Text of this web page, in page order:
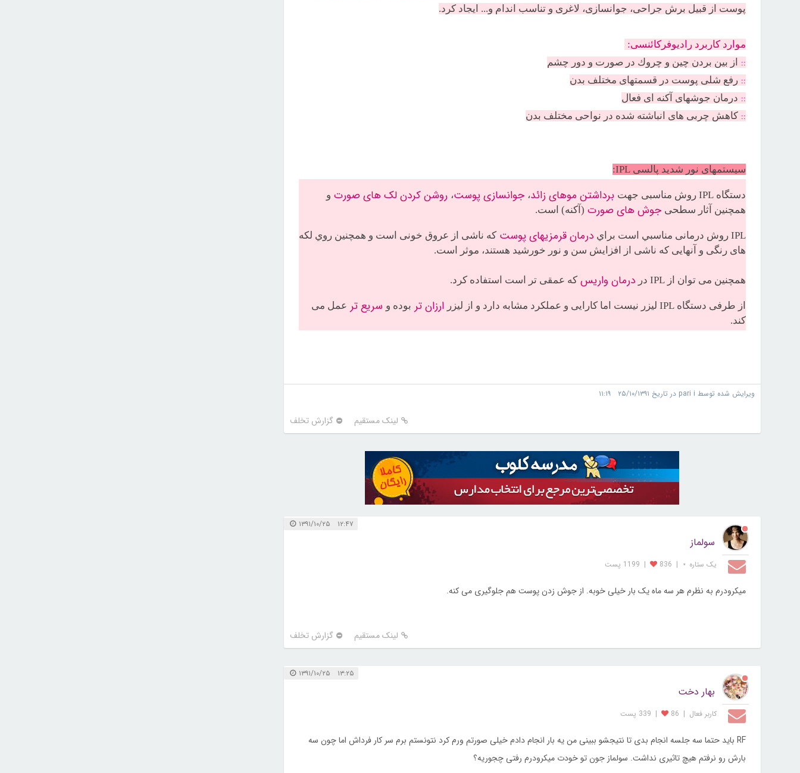
پوست از قبيل برش جراحی، جوانسازی، لاغری و تناسب اندام و... ايجاد كرد.
موارد كاربرد رادیوفرکائنسی:
:: از بين بردن چين و چروك در صورت و دور چشم
:: رفع شلی پوست در قسمتهای مختلف بدن
:: درمان جوشهای آكنه ای فعال
:: كاهش چربی های انباشته شده در نواحی مختلف بدن
سیستمهای نور شدید پالسی IPL:
دستگاه IPL روش مناسبی جهت برداشتن موهای زائد، جوانسازی پوست، روشن كردن لک های صورت و
همچنین آثار سطحی جوش های صورت (آکنه) است.
IPL روش درمانی مناسبي است براي درمان قرمزیهای پوست که ناشی از عروق خونی است و همچنين روي لکه
های رنگی و آنهایی که ناشی از افزایش سن و نور خورشید هستند، موثر است.
همچنین می توان از IPL در درمان واریس که عمقی تر است استفاده كرد.
از طرفی دستگاه IPL لیزر نیست اما کارایی و عملکرد مشابه دارد و از ليزر ارزان تر بوده و سریع تر عمل می
کند.
ویرایش شده توسط pari i در تاریخ ۲۵/۱۰/۱۳۹۱ ۱۱:۱۹
لینک مستقیم گزارش تخلف
۱۲:۴۷ ۱۳۹۱/۱۰/۲۵
سولماز
یک ستاره ⋆ |
836
| 1199 پست
میکرودرم به نظرم هر سه ماه یک بار خیلی خوبه. از جوش زدن پوست هم جلوگیری می کنه.
لینک مستقیم گزارش تخلف
۱۳:۲۵ ۱۳۹۱/۱۰/۲۵
بهار دخت
کاربر فعال |
86
| 339 پست
RF باید حتما سه جلسه انجام بدی تا نتیجشو ببینی من یه بار انجام دادم خیلی صورتم ورم کرد نتونستم برم سر کار فرداش اما چون سه
بارش رو نرفتم هیچ تاثیری نداشت. سولماز جون تو خودت میکرودرم رفتی چجوریه؟